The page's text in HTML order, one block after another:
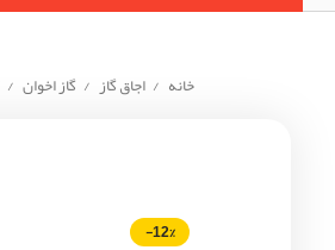
خانه اجاق گاز گاز اخوان
-12%